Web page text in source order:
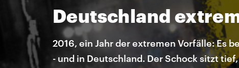
Deutschland
2016, ein Jahr der extremen Vorfälle: Es
- und in Deutschland. Der Schock sitzt